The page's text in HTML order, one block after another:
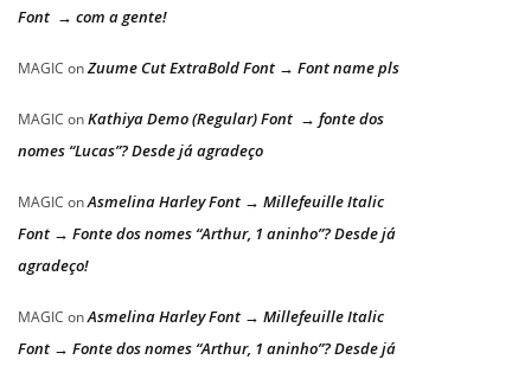
Font → com a gente!
MAGIC onZuume Cut ExtraBold Font → Font name pls
MAGIC onKathiya Demo (Regular) Font → fonte dos
nomes “Lucas”? Desde já agradeço
MAGIC onAsmelina Harley Font → Millefeuille Italic
Font → Fonte dos nomes “Arthur, 1 aninho”? Desde já
agradeço!
MAGIC onAsmelina Harley Font → Millefeuille Italic
Font → Fonte dos nomes “Arthur, 1 aninho”? Desde já